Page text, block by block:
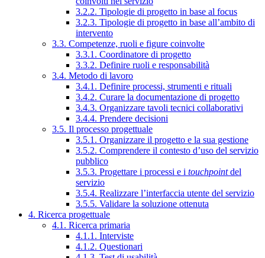
3.2.2. Tipologie di progetto in base al focus
3.2.3. Tipologie di progetto in base all’ambito di
intervento
3.3. Competenze, ruoli e figure coinvolte
3.3.1. Coordinatore di progetto
3.3.2. Definire ruoli e responsabilità
3.4. Metodo di lavoro
3.4.1. Definire processi, strumenti e rituali
3.4.2. Curare la documentazione di progetto
3.4.3. Organizzare tavoli tecnici collaborativi
3.4.4. Prendere decisioni
3.5. Il processo progettuale
3.5.1. Organizzare il progetto e la sua gestione
3.5.2. Comprendere il contesto d’uso del servizio
pubblico
3.5.3. Progettare i processi e i touchpointdel
servizio
3.5.4. Realizzare l’interfaccia utente del servizio
3.5.5. Validare la soluzione ottenuta
4. Ricerca progettuale
4.1. Ricerca primaria
4.1.1. Interviste
4.1.2. Questionari